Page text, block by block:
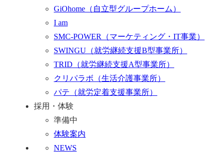
GiOhome （自立型グループホーム）
I am
SMC-POWER （マーケティング・IT事業）
SWINGU （就労継続支援B型事業所）
TRID （就労継続支援A型事業所）
クリパラボ （生活介護事業所）
パテ （就労定着支援事業所）
採用・体験
準備中
体験案内
NEWS